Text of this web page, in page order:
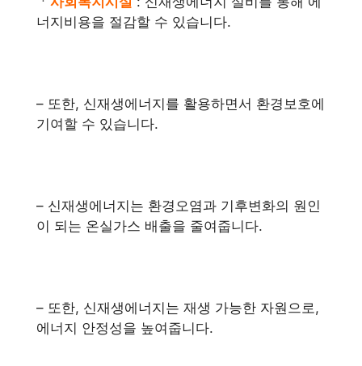
너지비용을 절감할 수 있습니다.
– 또한, 신재생에너지를 활용하면서 환경보호에
기여할 수 있습니다.
– 신재생에너지는 환경오염과 기후변화의 원인
이 되는 온실가스 배출을 줄여줍니다.
– 또한, 신재생에너지는 재생 가능한 자원으로,
에너지 안정성을 높여줍니다.